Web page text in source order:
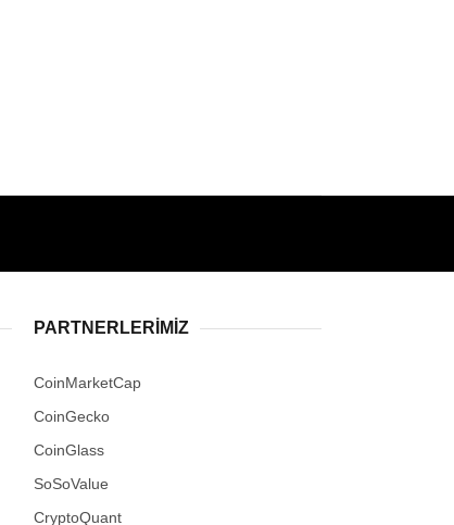
PARTNERLERIMIZ
CoinMarketCap
CoinGecko
CoinGlass
SoSoValue
CryptoQuant